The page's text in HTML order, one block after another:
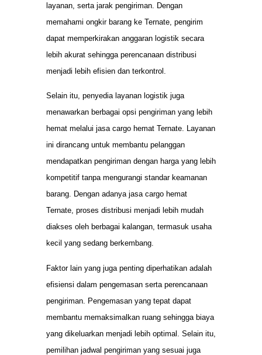
layanan, serta jarak pengiriman. Dengan
memahami ongkir barang ke Ternate, pengirim
dapat memperkirakan anggaran logistik secara
lebih akurat sehingga perencanaan distribusi
menjadi lebih efisien dan terkontrol.
Selain itu, penyedia layanan logistik juga
menawarkan berbagai opsi pengiriman yang lebih
hemat melalui jasa cargo hemat Ternate. Layanan
ini dirancang untuk membantu pelanggan
mendapatkan pengiriman dengan harga yang lebih
kompetitif tanpa mengurangi standar keamanan
barang. Dengan adanya jasa cargo hemat
Ternate, proses distribusi menjadi lebih mudah
diakses oleh berbagai kalangan, termasuk usaha
kecil yang sedang berkembang.
Faktor lain yang juga penting diperhatikan adalah
efisiensi dalam pengemasan serta perencanaan
pengiriman. Pengemasan yang tepat dapat
membantu memaksimalkan ruang sehingga biaya
yang dikeluarkan menjadi lebih optimal. Selain itu,
pemilihan jadwal pengiriman yang sesuai juga